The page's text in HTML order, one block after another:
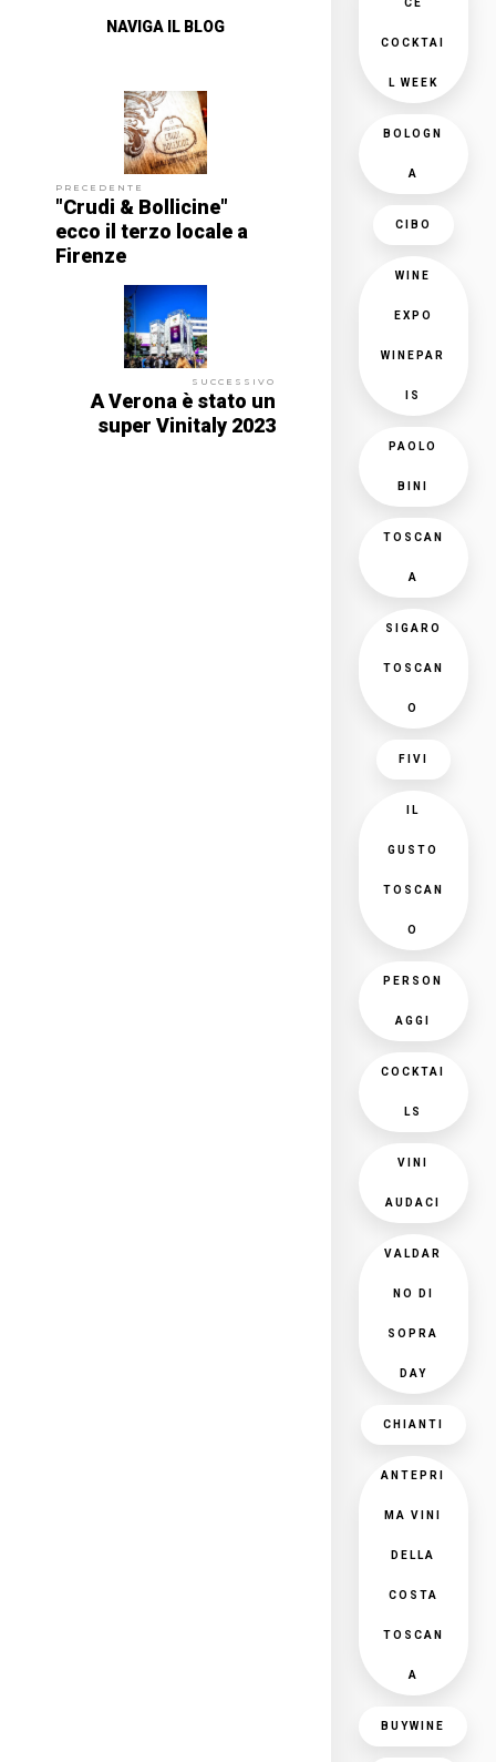
NAVIGA IL BLOG
PRECEDENTE
"Crudi & Bollicine"
ecco il terzo locale a
Firenze
SUCCESSIVO
A Verona è stato un
super Vinitaly 2023
CE
COCKTAI
L WEEK
BOLOGN
A
CIBO
WINE
EXPO
WINEPAR
IS
PAOLO
BINI
TOSCAN
A
SIGARO
TOSCAN
O
FIVI
IL
GUSTO
TOSCAN
O
PERSON
AGGI
COCKTAI
LS
VINI
AUDACI
VALDAR
NO DI
SOPRA
DAY
CHIANTI
ANTEPRI
MA VINI
DELLA
COSTA
TOSCAN
A
BUYWINE